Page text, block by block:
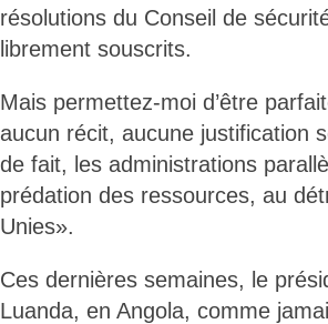
résolutions du Conseil de
librement souscrits.
Mais permettez-moi d’être
aucun récit, aucune justification
de fait, les administrations
prédation des ressources, au
Unies».
Ces dernières semaines, le
Luanda, en Angola, comme